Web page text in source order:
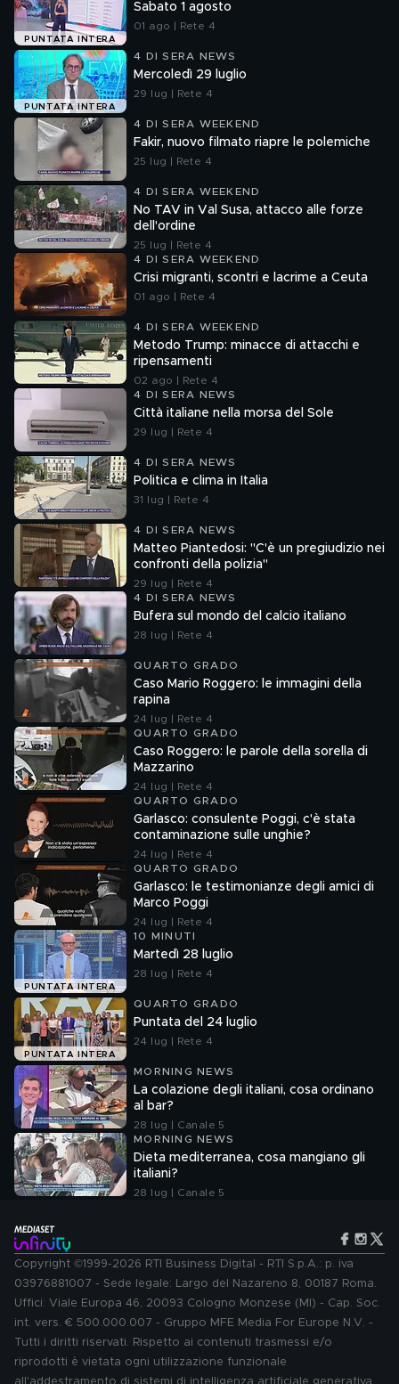
PUNTATA INTERA
Sabato 1 agosto
01 ago | Rete 4
PUNTATA INTERA
4 DI SERA NEWS
Mercoledì 29 luglio
29 lug | Rete 4
4 DI SERA WEEKEND
Fakir, nuovo filmato riapre le polemiche
25 lug | Rete 4
4 DI SERA WEEKEND
No TAV in Val Susa, attacco alle forze
dell'ordine
25 lug | Rete 4
4 DI SERA WEEKEND
Crisi migranti, scontri e lacrime a Ceuta
01 ago | Rete 4
4 DI SERA WEEKEND
Metodo Trump: minacce di attacchi e
ripensamenti
02 ago | Rete 4
4 DI SERA NEWS
Città italiane nella morsa del Sole
29 lug | Rete 4
4 DI SERA NEWS
Politica e clima in Italia
31 lug | Rete 4
4 DI SERA NEWS
Matteo Piantedosi: "C'è un pregiudizio nei
confronti della polizia"
29 lug | Rete 4
4 DI SERA NEWS
Bufera sul mondo del calcio italiano
28 lug | Rete 4
QUARTO GRADO
Caso Mario Roggero: le immagini della
rapina
24 lug | Rete 4
QUARTO GRADO
Caso Roggero: le parole della sorella di
Mazzarino
24 lug | Rete 4
QUARTO GRADO
Garlasco: consulente Poggi, c'è stata
contaminazione sulle unghie?
24 lug | Rete 4
QUARTO GRADO
Garlasco: le testimonianze degli amici di
Marco Poggi
24 lug | Rete 4
PUNTATA INTERA
10 MINUTI
Martedì 28 luglio
28 lug | Rete 4
PUNTATA INTERA
QUARTO GRADO
Puntata del 24 luglio
24 lug | Rete 4
MORNING NEWS
La colazione degli italiani, cosa ordinano
al bar?
28 lug | Canale 5
MORNING NEWS
Dieta mediterranea, cosa mangiano gli
italiani?
28 lug | Canale 5
Copyright ©1999-2026 RTI Business Digital - RTI S.p.A.: p. iva
03976881007 - Sede legale: Largo del Nazareno 8, 00187 Roma.
Uffici: Viale Europa 46, 20093 Cologno Monzese (MI) - Cap. Soc.
int. vers. € 500.000.007 - Gruppo MFE Media For Europe N.V. -
Tutti i diritti riservati. Rispetto ai contenuti trasmessi e/o
riprodotti è vietata ogni utilizzazione funzionale